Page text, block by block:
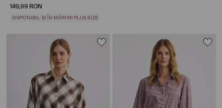
149,99 RON
DISPONIBIL ȘI ÎN MĂRIMI PLUS SIZE